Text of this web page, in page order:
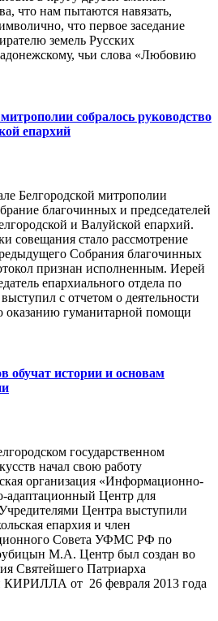
что нам пытаются навязать,
что первое заседание
земель Русских
чьи слова «Любовию
собралось руководство
епархий
Белгородской митрополии
благочинных и председателей
и Валуйской епархий.
совещания стало рассмотрение
Собрания благочинных
признан исполненным. Иерей
епархиального отдела по
с отчетом о деятельности
оказанию гуманитарной помощи
обучат истории и основам
государственном
начал свою работу
организация «Информационно-
адаптационный Центр для
Центра выступили
епархия и член
Совета УФМС РФ по
М.А. Центр был создан во
Святейшего Патриарха
КИРИЛЛА от 26 февраля 2013 года